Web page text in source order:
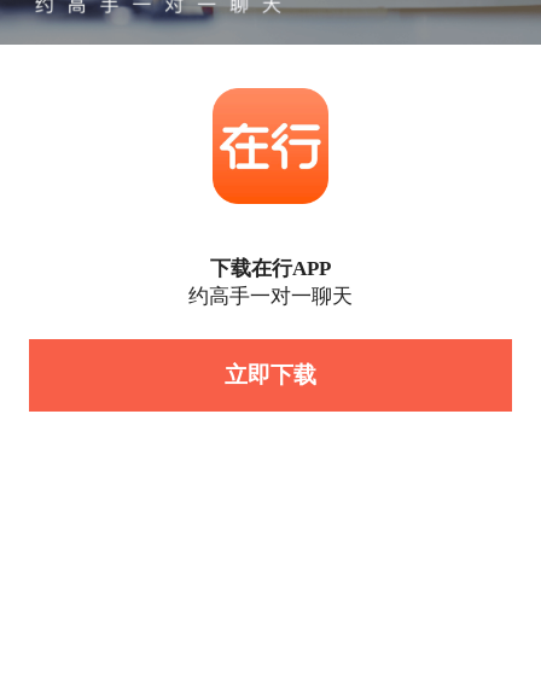
下载在行APP
约高手一对一聊天
立即下载